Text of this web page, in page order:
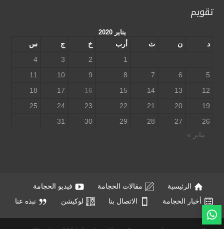
تقويم
يناير 2020
د ن ث أرب خ ج
س
1
2
3
4
5
6
7
8
9
10
11
12
13
14
15
16
17
18
19
20
21
22
23
24
25
26
27
28
29
30
31
يناير »
الرئيسية مقالات الحجامة
فيديو الحجامة
أخبار الحجامة
الاتصال بنا لوكيشن نبذه عنا